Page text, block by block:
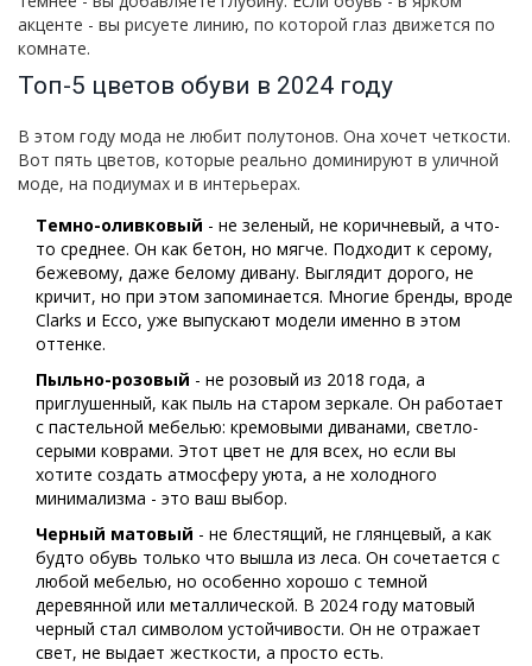
акценте - вы рисуете линию, по которой глаз движется по
комнате.
Топ-5 цветов обуви в 2024 году
В этом году мода не любит полутонов. Она хочет четкости.
Вот пять цветов, которые реально доминируют в уличной
моде, на подиумах и в интерьерах.
Темно-оливковый - не зеленый, не коричневый, а что-
то среднее. Он как бетон, но мягче. Подходит к серому,
бежевому, даже белому дивану. Выглядит дорого, не
кричит, но при этом запоминается. Многие бренды, вроде
Clarks и Ecco, уже выпускают модели именно в этом
оттенке.
Пыльно-розовый - не розовый из 2018 года, а
приглушенный, как пыль на старом зеркале. Он работает
с пастельной мебелью: кремовыми диванами, светло-
серыми коврами. Этот цвет не для всех, но если вы
хотите создать атмосферу уюта, а не холодного
минимализма - это ваш выбор.
Черный матовый - не блестящий, не глянцевый, а как
будто обувь только что вышла из леса. Он сочетается с
любой мебелью, но особенно хорошо с темной
деревянной или металлической. В 2024 году матовый
черный стал символом устойчивости. Он не отражает
свет, не выдает жесткости, а просто есть.